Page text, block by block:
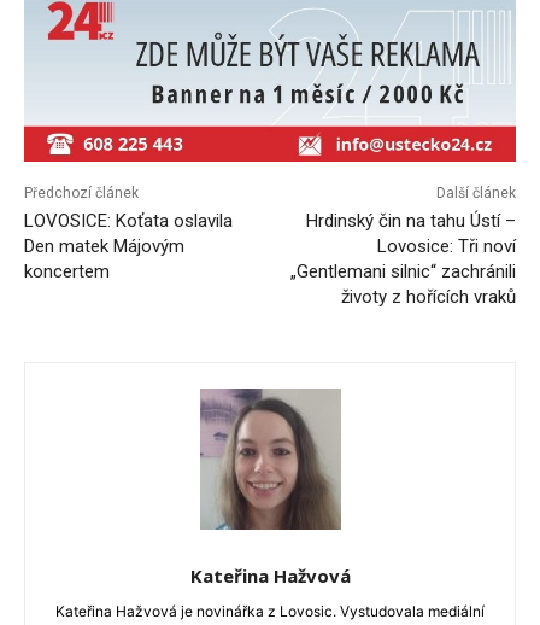
Předchozí článek
LOVOSICE: Koťata oslavila
Den matek Májovým
koncertem
Další článek
Hrdinský čin na tahu Ústí –
Lovosice: Tři noví
„Gentlemani silnic“ zachránili
životy z hořících vraků
Kateřina Hažvová
Kateřina Hažvová je novinářka z Lovosic. Vystudovala mediální